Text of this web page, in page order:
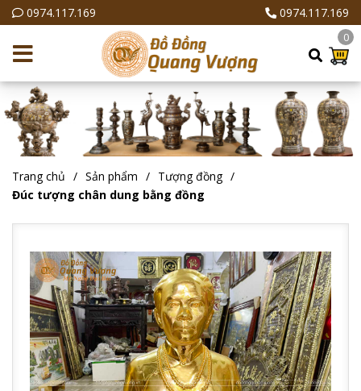
0974.117.169 0974.117.169
0
Trang chủ Sản phẩm
Tượng đồng
Đúc tượng chân dung bằng đồng